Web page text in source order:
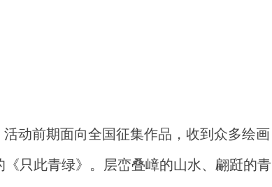
动前期面向全国征集作品，收到众多绘画
只此青绿》。层峦叠嶂的山水、翩跹的青